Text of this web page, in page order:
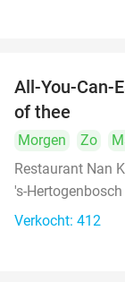
All-You-Can-
of thee
Morgen Zo
Restaurant Nan
's-Hertogenbosch
Verkocht: 412